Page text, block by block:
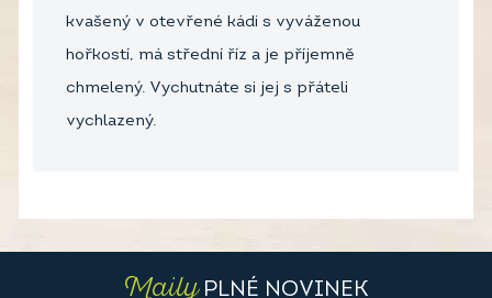
kvašený v otevřené kádi s vyváženou
hořkostí, má střední říz a je příjemně
chmelený. Vychutnáte si jej s přáteli
vychlazený.
MailyPLNÉ NOVINEK